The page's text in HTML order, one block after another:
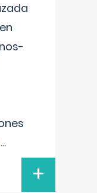
...
+